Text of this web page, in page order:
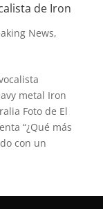
de Iron
News,
metal Iron
Foto de El
“¿Qué más
con un